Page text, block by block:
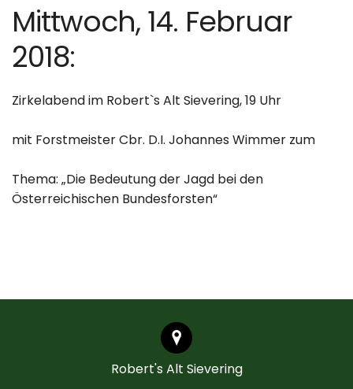
Mittwoch, 14. Februar
2018:
Zirkelabend im Robert`s Alt Sievering, 19 Uhr
mit Forstmeister Cbr. D.I. Johannes Wimmer zum
Thema: „Die Bedeutung der Jagd bei den
Österreichischen Bundesforsten“
Robert's Alt Sievering